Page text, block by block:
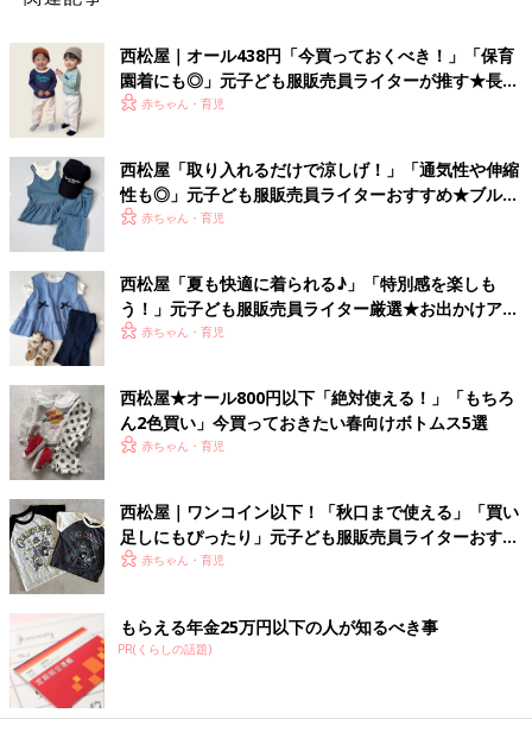
西松屋｜オール438円「今買っておくべき！」「保育
園着にも◎」元子ども服販売員ライターが推す★長袖
Tシャツ5選
赤ちゃん・育児
西松屋「取り入れるだけで涼しげ！」「通気性や伸縮
性も◎」元子ども服販売員ライターおすすめ★ブルー
アイテム5選
赤ちゃん・育児
西松屋「夏も快適に着られる♪」「特別感を楽しも
う！」元子ども服販売員ライター厳選★お出かけアイ
テム5選
赤ちゃん・育児
西松屋★オール800円以下「絶対使える！」「もちろ
ん2色買い」今買っておきたい春向けボトムス5選
赤ちゃん・育児
西松屋｜ワンコイン以下！「秋口まで使える」「買い
足しにもぴったり」元子ども服販売員ライターおすす
め★半袖Tシャツ5選
赤ちゃん・育児
もらえる年金25万円以下の人が知るべき事
PR(くらしの話題)